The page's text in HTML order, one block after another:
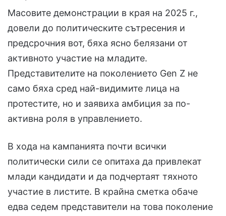
Масовите демонстрации в края на 2025 г.,
довели до политическите сътресения и
предсрочния вот, бяха ясно белязани от
активното участие на младите.
Представителите на поколението Gen Z не
само бяха сред най-видимите лица на
протестите, но и заявиха амбиция за по-
активна роля в управлението.
В хода на кампанията почти всички
политически сили се опитаха да привлекат
млади кандидати и да подчертаят тяхното
участие в листите. В крайна сметка обаче
едва седем представители на това поколение